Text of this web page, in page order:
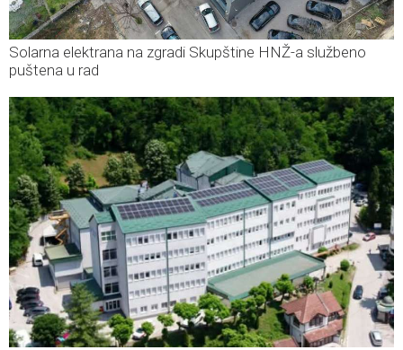
Solarna elektrana na zgradi Skupštine HNŽ-a službeno
puštena u rad